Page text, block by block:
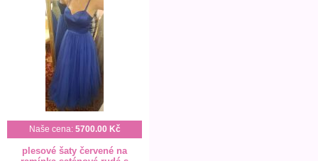
Naše cena: 5700.00 Kč
plesové šaty červené na